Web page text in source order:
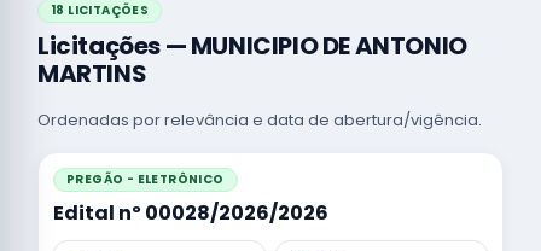
18 LICITAÇÕES
Licitações — MUNICIPIO DE ANTONIO
MARTINS
Ordenadas por relevância e data de abertura/vigência.
PREGÃO - ELETRÔNICO
Edital nº 00028/2026/2026